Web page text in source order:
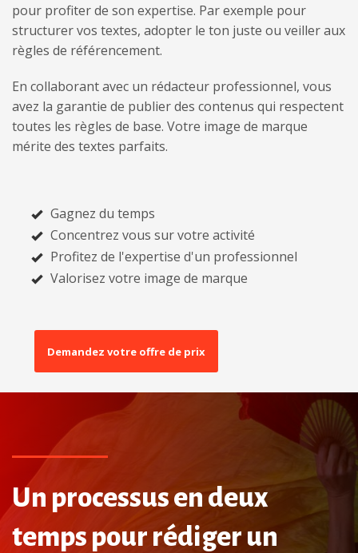
pour profiter de son expertise. Par exemple pour
structurer vos textes, adopter le ton juste ou veiller aux
règles de référencement.
En collaborant avec un rédacteur professionnel, vous
avez la garantie de publier des contenus qui respectent
toutes les règles de base. Votre image de marque
mérite des textes parfaits.
Gagnez du temps
Concentrez vous sur votre activité
Profitez de l'expertise d'un professionnel
Valorisez votre image de marque
Demandez votre offre de prix
Un processus en deux
temps pour rédiger un